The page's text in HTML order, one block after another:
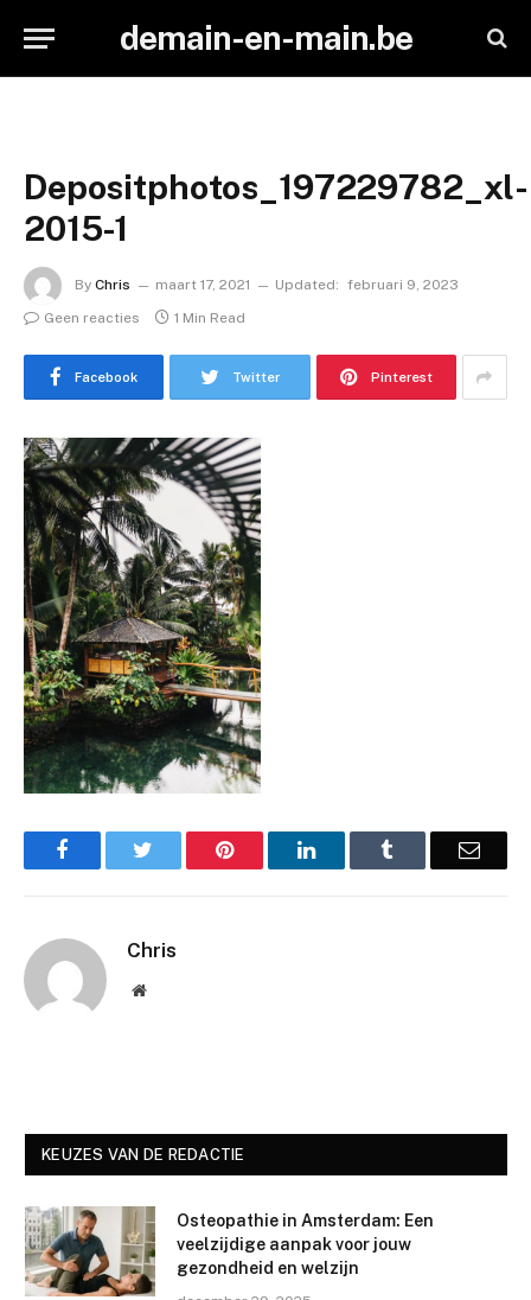
demain-en-main.be
Depositphotos_197229782_xl-
2015-1
By Chris maart 17, 2021 Updated: februari 9, 2023
Geen reacties
1 Min Read
Facebook Twitter Pinterest
Facebook Pinterest LinkedIn Email
Chris
Website
KEUZES VAN DE REDACTIE
Osteopathie in Amsterdam: Een
veelzijdige aanpak voor jouw
gezondheid en welzijn